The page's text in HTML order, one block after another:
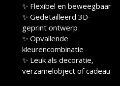
✨ Flexibel en beweegbaar
✨ Gedetailleerd 3D-
geprint ontwerp
✨ Opvallende
kleurencombinatie
✨ Leuk als decoratie,
verzamelobject of cadeau